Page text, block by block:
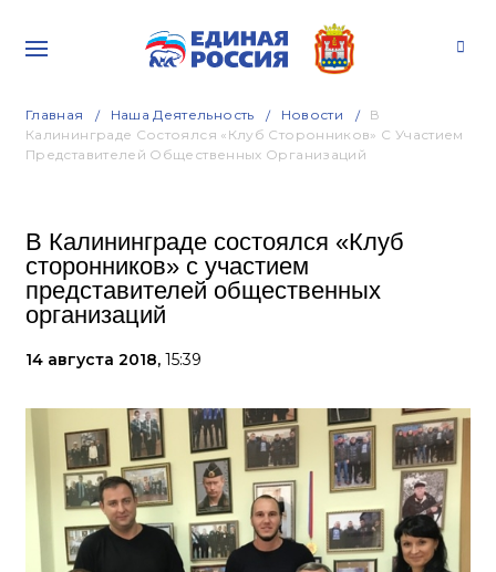
Главная Наша Деятельность Новости
В
Калининграде Состоялся «Клуб Сторонников» С Участием
Представителей Общественных Организаций
В Калининграде состоялся «Клуб
сторонников» с участием
представителей общественных
организаций
14 августа 2018, 15:39